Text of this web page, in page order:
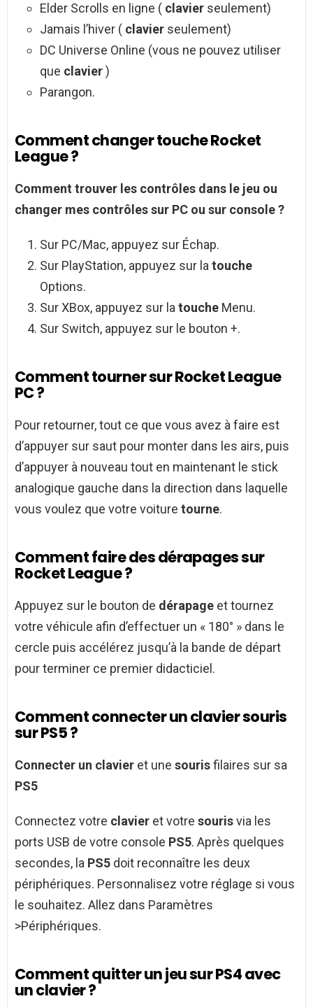
Elder Scrolls en ligne ( clavier seulement)
Jamais l’hiver ( clavier seulement)
DC Universe Online (vous ne pouvez utiliser
que clavier)
Parangon.
Comment changer touche Rocket
League ?
Comment trouver les contrôles dans le jeu ou
changer mes contrôles sur PC ou sur console ?
Sur PC/Mac, appuyez sur Échap.
Sur PlayStation, appuyez sur la touche
Options.
Sur XBox, appuyez sur la touche Menu.
Sur Switch, appuyez sur le bouton +.
Comment tourner sur Rocket League
PC ?
Pour retourner, tout ce que vous avez à faire est
d’appuyer sur saut pour monter dans les airs, puis
d’appuyer à nouveau tout en maintenant le stick
analogique gauche dans la direction dans laquelle
vous voulez que votre voiture tourne.
Comment faire des dérapages sur
Rocket League ?
Appuyez sur le bouton de dérapage et tournez
votre véhicule afin d’effectuer un « 180° » dans le
cercle puis accélérez jusqu’à la bande de départ
pour terminer ce premier didacticiel.
Comment connecter un clavier souris
sur PS5 ?
Connecter un clavier et une sourisfilaires sur sa
PS5
Connectez votre clavier et votre sourisvia les
ports USB de votre console PS5. Après quelques
secondes, la PS5 doit reconnaître les deux
périphériques. Personnalisez votre réglage si vous
le souhaitez. Allez dans Paramètres
>Périphériques.
Comment quitter un jeu sur PS4 avec
un clavier ?